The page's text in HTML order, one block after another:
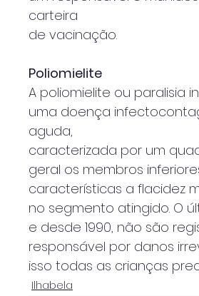
carteira
de vacinação.
Poliomielite
A poliomielite ou paralisia
uma doença
aguda,
caracterizada por um
geral os membros
características a flacidez
no segmento atingido. O
e desde 1990, não são
responsável por danos
isso todas as crianças
Ilhabela